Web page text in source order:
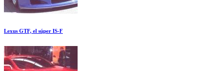
Lexus GTF, el súper IS-F